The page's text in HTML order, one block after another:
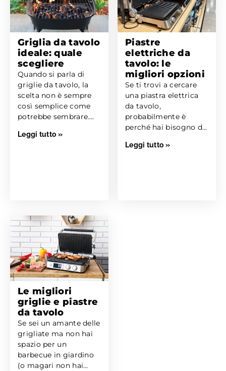
Griglia da tavolo
ideale: quale
scegliere
Quando si parla di
griglie da tavolo, la
scelta non è sempre
così semplice come
potrebbe sembrare.
Leggi tutto »
Piastre
elettriche da
tavolo: le
migliori opzioni
Se ti trovi a cercare
una piastra elettrica
da tavolo,
probabilmente è
perché hai bisogno di
per...
Leggi tutto »
Le migliori
griglie e piastre
da tavolo
Se sei un amante delle
grigliate ma non hai
spazio per un
barbecue in giardino
(o magari non hai